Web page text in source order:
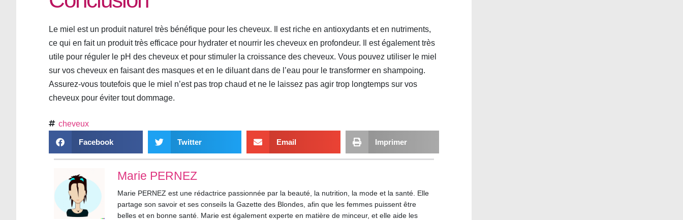
Le miel est un produit naturel très bénéfique pour les cheveux. Il est riche en antioxydants et en nutriments,
ce qui en fait un produit très efficace pour hydrater et nourrir les cheveux en profondeur. Il est également très
utile pour réguler le pH des cheveux et pour stimuler la croissance des cheveux. Vous pouvez utiliser le miel
sur vos cheveux en faisant des masques et en le diluant dans de l’eau pour le transformer en shampoing.
Assurez-vous toutefois que le miel n’est pas trop chaud et ne le laissez pas agir trop longtemps sur vos
cheveux pour éviter tout dommage.
cheveux
Facebook Twitter Email Imprimer
Marie PERNEZ
Marie PERNEZ est une rédactrice passionnée par la beauté, la nutrition, la mode et la santé. Elle
partage son savoir et ses conseils la Gazette des Blondes, afin que les femmes puissent être
belles et en bonne santé. Marie est également experte en matière de minceur, et elle aide les